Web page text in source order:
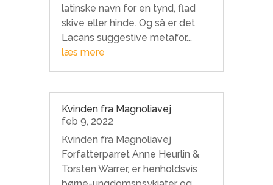
latinske navn for en tynd, flad
skive eller hinde. Og så er det
Lacans suggestive metafor...
læs mere
Kvinden fra Magnoliavej
feb 9, 2022
Kvinden fra Magnoliavej
Forfatterparret Anne Heurlin &
Torsten Warrer, er henholdsvis